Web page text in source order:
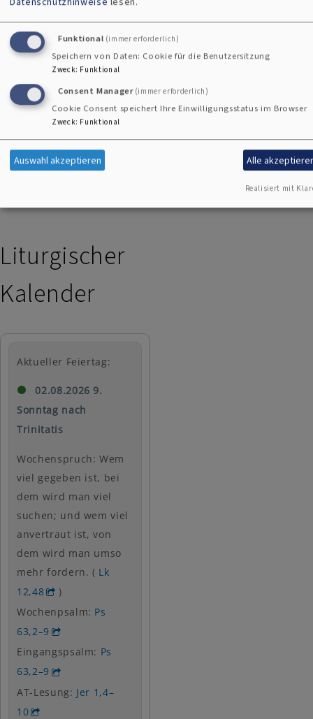
Sonntagskoll
Gottesdienst
Liturgischer
Kalender
Aktueller Feiertag:
02.08.2026 9.
Sonntag nach
Trinitatis
Wochenspruch: Wem
viel gegeben ist, bei
dem wird man viel
suchen; und wem viel
anvertraut ist, von
dem wird man umso
mehr fordern. ( Lk
12,48
)
Wochenpsalm: Ps
63,2–9
Eingangspsalm: Ps
63,2–9
AT-Lesung: Jer 1,4–
10
Funktional (immer erforderlich)
Speichern von Daten: Cookie für die Benutzersitzung
Zweck: Funktional
Consent Manager (immer erforderlich)
Cookie Consent speichert Ihre Einwilligungsstatus im Browser
Zweck: Funktional
Auswahl akzeptieren Alle
Realisiert mit